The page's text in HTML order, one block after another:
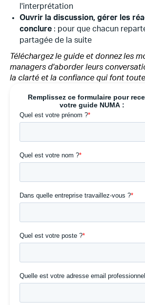
l'interprétation
Ouvrir la discussion, gérer les
conclure : pour que chacun
partagée de la suite
Téléchargez le guide et donnez les
managers d'aborder leurs
la clarté et la confiance qui font